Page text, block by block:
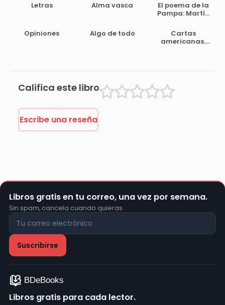
Letras Alma vasca
El poema de la
Pampa: Martín
criollismo
español
Opiniones Algo de todo
Cartas
americanas.
Califica este libro
Escribe una reseña
Libros gratis en tu correo, una vez por semana.
Sin spam, cancela cuando quieras.
Libros gratis para cada lector.